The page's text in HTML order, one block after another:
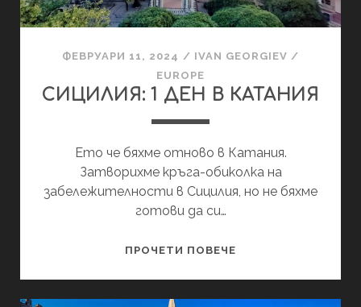
ФЕВРУАРИ 11, 2024 / IVAN GEORGIEV /
EUROPE
СИЦИЛИЯ: 1 ДЕН В КАТАНИЯ
Ето че бяхме отново в Катания.
Затворихме кръга-обиколка на
забележителности в Сицилия, но не бяхме
готови да си…
ПРОЧЕТИ ПОВЕЧЕ